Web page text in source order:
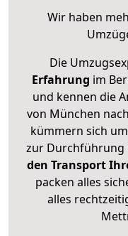
Wir haben
Die
Erfahrung im
und kennen die
von München
kümmern sich
zur Durchführung
den Transport
packen alles
alles